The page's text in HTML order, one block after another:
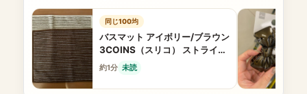
同じ100均
バスマット アイボリー/ブラウン
3COINS（スリコ） ストライプ
が可愛い
約1分 未読